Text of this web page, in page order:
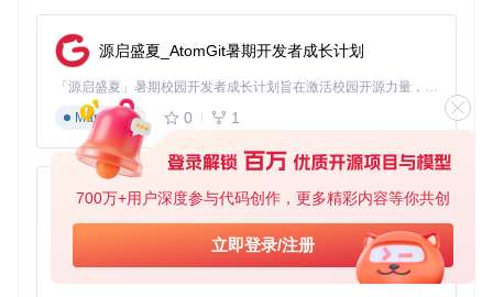
700万+用户深度参与代码创作，更多精彩内容等你共创
立即登录/注册
在设备web界面启用GB28181协议，设置平台ID为3402
0000002000000001
配置设备密码与平台一致，确保大小写敏感
开启"自动注册"功能，减少手动配置工作量
宇视设备兼容性设置
调整设备媒体端口范围为30000-30100，避免端口冲突
设置NTP服务器与平台时间同步，防止因时间偏差导致
注册失败
WVP平台设备接入配置界面，展示了GB28181协议参数设置
源启盛夏_AtomGit暑期开发者成长计划
「源启盛夏」暑期校园开发者成长计划旨在激活校园开源力量，通过积分激励、认证扶持、资源倾斜等形式，引导高校组织和开发者完成「入驻 — 建项目 — 做贡献 — 获认证 — 得资源」的完整闭环。无论你是想带领社团入驻平台的组织者，还是希望用代码贡献证明自己的开发者，都能在这里找到属于你的成长路径。
Markdown
0 1
py-xiaozhi
基于Python的Xiaozhi AI，适用于想要完整Xiaozhi体验而无需拥有专用硬件的用户。
Python
0 1